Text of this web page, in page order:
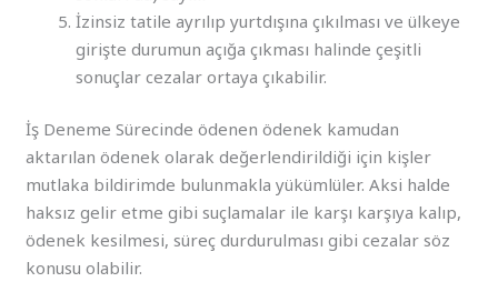
İzinsiz tatile ayrılıp yurtdışına çıkılması ve ülkeye
girişte durumun açığa çıkması halinde çeşitli
sonuçlar cezalar ortaya çıkabilir.
İş Deneme Sürecinde ödenen ödenek kamudan
aktarılan ödenek olarak değerlendirildiği için kişler
mutlaka bildirimde bulunmakla yükümlüler. Aksi halde
haksız gelir etme gibi suçlamalar ile karşı karşıya kalıp,
ödenek kesilmesi, süreç durdurulması gibi cezalar söz
konusu olabilir.